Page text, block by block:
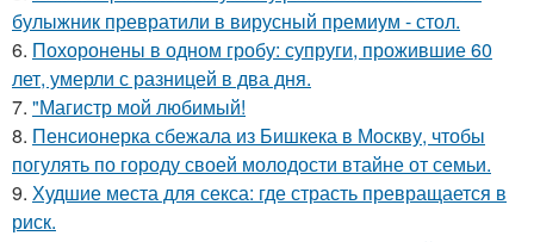
булыжник превратили в вирусный премиум - стол.
6. Похоронены в одном гробу: супруги, прожившие 60
лет, умерли с разницей в два дня.
7. "Магистр мой любимый!
8. Пенсионерка сбежала из Бишкека в Москву, чтобы
погулять по городу своей молодости втайне от семьи.
9. Худшие места для секса: где страсть превращается в
риск.